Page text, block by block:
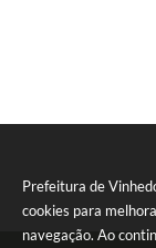
Prefeitura de
cookies para
navegação. Ao